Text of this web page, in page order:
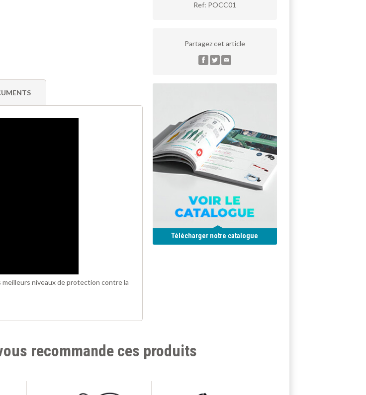
niveaux de protection contre la
Ref: POCC01
Partagez cet article
Télécharger notre catalogue
recommande ces produits